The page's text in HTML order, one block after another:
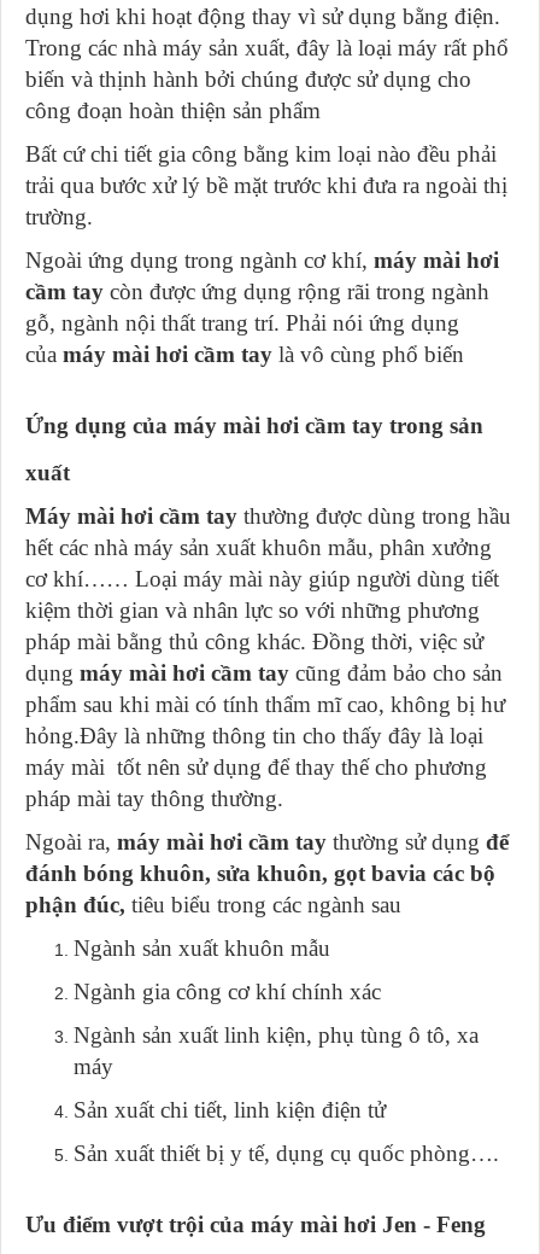
dụng hơi khi hoạt động thay vì sử dụng bằng điện.
Trong các nhà máy sản xuất, đây là loại máy rất phổ
biến và thịnh hành bởi chúng được sử dụng cho
công đoạn hoàn thiện sản phẩm
Bất cứ chi tiết gia công bằng kim loại nào đều phải
trải qua bước xử lý bề mặt trước khi đưa ra ngoài thị
trường.
Ngoài ứng dụng trong ngành cơ khí, máy mài hơi
cầm tay còn được ứng dụng rộng rãi trong ngành
gỗ, ngành nội thất trang trí. Phải nói ứng dụng
của máy mài hơi cầm tay là vô cùng phổ biến
Ứng dụng của máy mài hơi cầm tay trong sản
xuất
Máy mài hơi cầm tay thường được dùng trong hầu
hết các nhà máy sản xuất khuôn mẫu, phân xưởng
cơ khí…… Loại máy mài này giúp người dùng tiết
kiệm thời gian và nhân lực so với những phương
pháp mài bằng thủ công khác. Đồng thời, việc sử
dụng máy mài hơi cầm tay cũng đảm bảo cho sản
phẩm sau khi mài có tính thẩm mĩ cao, không bị hư
hỏng.Đây là những thông tin cho thấy đây là loại
máy mài tốt nên sử dụng để thay thế cho phương
pháp mài tay thông thường.
Ngoài ra, máy mài hơi cầm tay thường sử dụng để
đánh bóng khuôn, sửa khuôn, gọt bavia các bộ
phận đúc, tiêu biểu trong các ngành sau
Ngành sản xuất khuôn mẫu
Ngành gia công cơ khí chính xác
Ngành sản xuất linh kiện, phụ tùng ô tô, xa
máy
Sản xuất chi tiết, linh kiện điện tử
Sản xuất thiết bị y tế, dụng cụ quốc phòng….
Ưu điểm vượt trội của máy mài hơi Jen - Feng